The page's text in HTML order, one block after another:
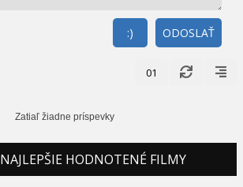
ODOSLAŤ
:)
01
Zatiaľ žiadne príspevky
NAJLEPŠIE HODNOTENÉ FILMY